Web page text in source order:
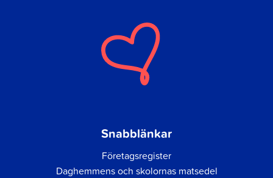
Snabblänkar
Företagsregister
Daghemmens och skolornas matsedel